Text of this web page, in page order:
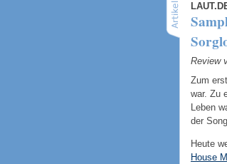
Review
Zum
war. Zu
Leben
der
Heute
House